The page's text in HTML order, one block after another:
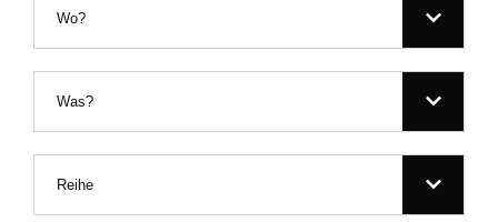
Wo?
Was?
Reihe